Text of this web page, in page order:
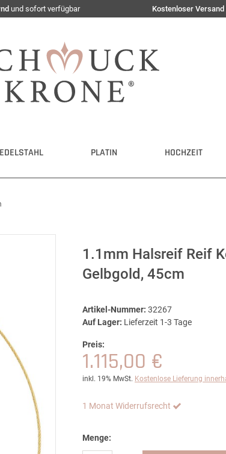
und sofort verfügbar Kostenloser Versand
EDELSTAHL PLATIN HOCHZEIT
1.1mm Halsreif Reif
Gelbgold, 45cm
Artikel-Nummer: 32267
Auf Lager: Lieferzeit 1-3 Tage
Preis:
1.115,00 €
inkl. 19% MwSt. Kostenlose Lieferung
1 Monat Widerrufsrecht
Menge: